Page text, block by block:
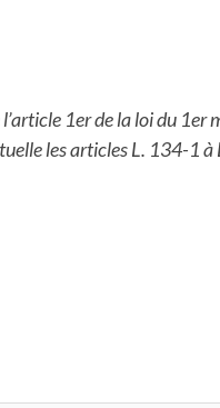
1er de la loi du 1er
les articles L. 134-1